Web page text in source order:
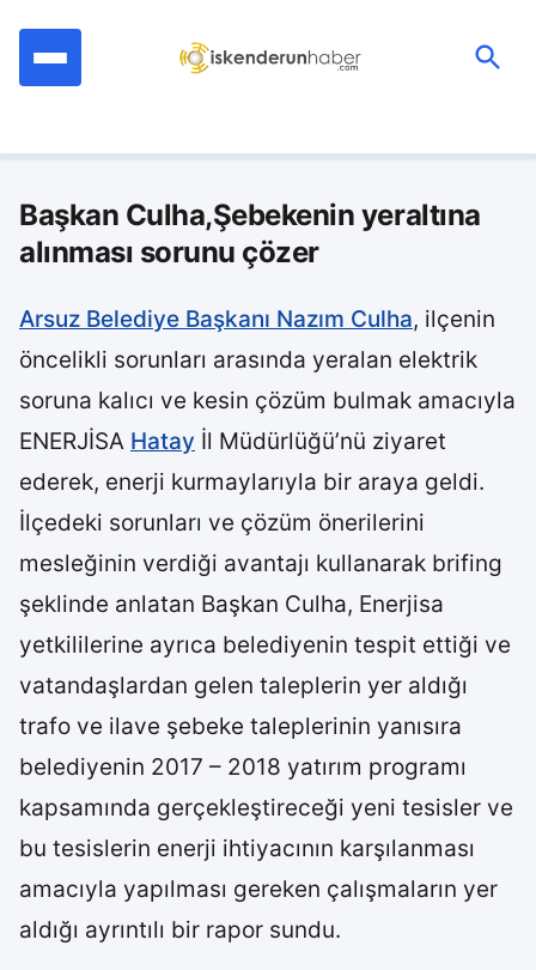
Başkan Culha,Şebekenin yeraltına
alınması sorunu çözer
Arsuz Belediye Başkanı Nazım Culha, ilçenin
öncelikli sorunları arasında yeralan elektrik
soruna kalıcı ve kesin çözüm bulmak amacıyla
ENERJİSA Hatay İl Müdürlüğü’nü ziyaret
ederek, enerji kurmaylarıyla bir araya geldi.
İlçedeki sorunları ve çözüm önerilerini
mesleğinin verdiği avantajı kullanarak brifing
şeklinde anlatan Başkan Culha, Enerjisa
yetkililerine ayrıca belediyenin tespit ettiği ve
vatandaşlardan gelen taleplerin yer aldığı
trafo ve ilave şebeke taleplerinin yanısıra
belediyenin 2017 – 2018 yatırım programı
kapsamında gerçekleştireceği yeni tesisler ve
bu tesislerin enerji ihtiyacının karşılanması
amacıyla yapılması gereken çalışmaların yer
aldığı ayrıntılı bir rapor sundu.